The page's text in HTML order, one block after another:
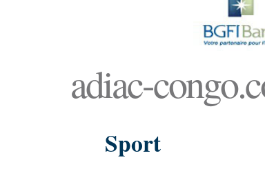
adiac-
Sport